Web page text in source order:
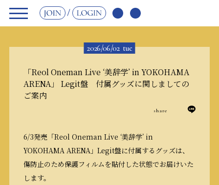
JOIN LOGIN
2026/06/02 tue
「Reol Oneman Live ‘美辞学’ in YOKOHAMA
ARENA」 Legit盤 付属グッズに関しましての
ご案内
share
6/3発売「Reol Oneman Live ‘美辞学’ in
YOKOHAMA ARENA 」 Legit盤に付属するグッズは、
傷防止のため保護フィルムを貼付した状態でお届けいた
します。